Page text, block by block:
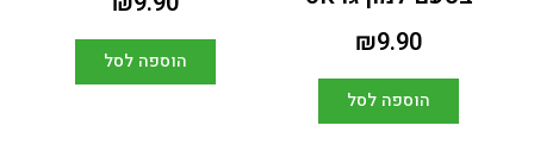
₪9.90
הוספה לסל
הוספה לסל